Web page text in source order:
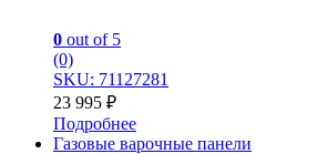
0 out of 5
(0)
SKU: 71127281
23 995 ₽
Подробнее
Газовые варочные панели